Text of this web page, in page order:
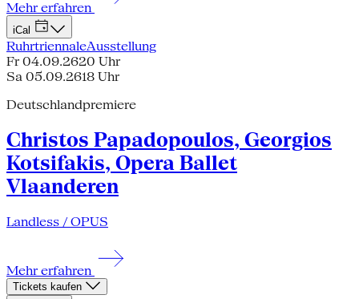
Mehr erfahren
iCal
RuhrtriennaleAusstellung
Fr 04.09.2620 Uhr
Sa 05.09.2618 Uhr
Deutschlandpremiere
Christos Papadopoulos, Georgios
Kotsifakis, Opera Ballet
Vlaanderen
Landless / OPUS
Mehr erfahren
Tickets kaufen